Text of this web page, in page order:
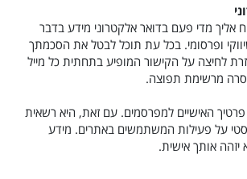
אליך מדי פעם בדואר אלקטרוני מידע בדבר
ופרסומי. בכל עת תוכל לבטל את הסכמתך
לחיצה על הקישור המופיע בתחתית כל מייל
מרשימת תפוצה.
האישיים למפרסמים. עם זאת, היא רשאית
על פעילות המשתמשים באתרים. מידע
יזהה אותך אישית.